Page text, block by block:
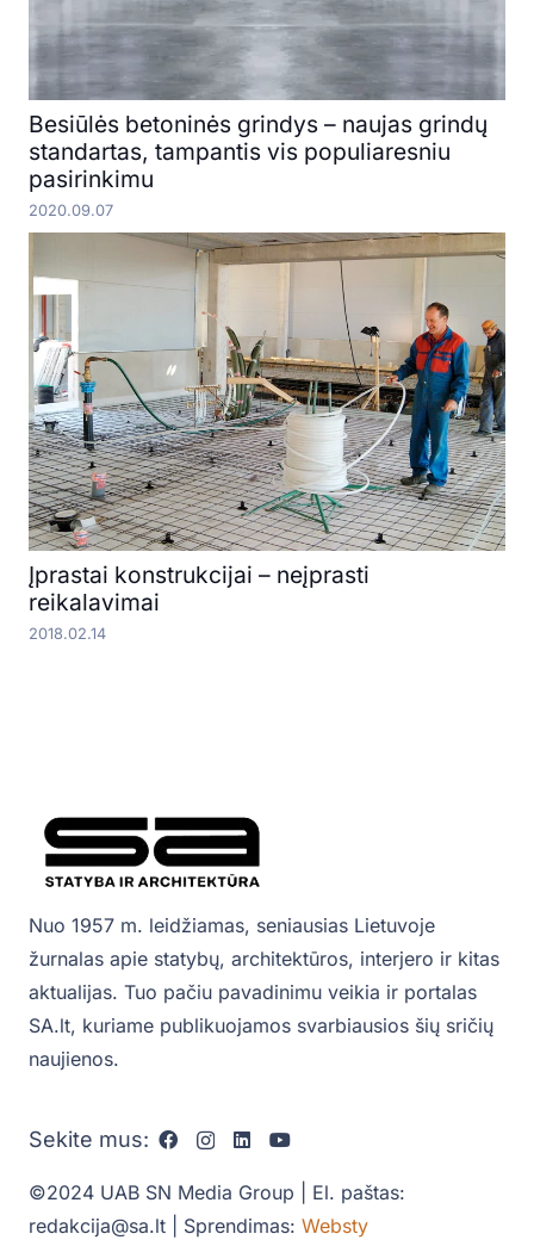
Besiūlės betoninės grindys – naujas grindų
standartas, tampantis vis populiaresniu
pasirinkimu
2020.09.07
Įprastai konstrukcijai – neįprasti
reikalavimai
2018.02.14
Nuo 1957 m. leidžiamas, seniausias Lietuvoje
žurnalas apie statybų, architektūros, interjero ir kitas
aktualijas. Tuo pačiu pavadinimu veikia ir portalas
SA.lt, kuriame publikuojamos svarbiausios šių sričių
naujienos.
Sekite mus:
©2024 UAB SN Media Group | El. paštas:
redakcija@sa.lt | Sprendimas: Websty